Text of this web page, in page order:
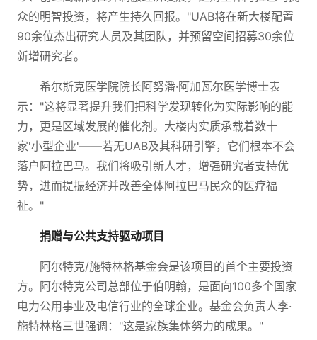
众的明智投资，将产生持久回报。"UAB将在新大楼配置
90余位杰出研究人员及其团队，并预留空间招募30余位
新增研究者。
希尔斯克医学院院长阿努潘·阿加瓦尔医学博士表
示："这将显著提升我们把科学发现转化为实际影响的能
力，更是区域发展的催化剂。大楼内实质承载着数十
家'小型企业'——若无UAB及其科研引擎，它们根本不会
落户阿拉巴马。我们将吸引新人才，增强研究者支持优
势，进而提振经济并改善全体阿拉巴马民众的医疗福
祉。"
捐赠与公共支持驱动项目
阿尔特克/施特林格基金会是该项目的首个主要投资
方。阿尔特克公司总部位于伯明翰，是面向100多个国家
电力公用事业及电信行业的全球企业。基金会负责人李·
施特林格三世强调："这是家族集体努力的成果。"